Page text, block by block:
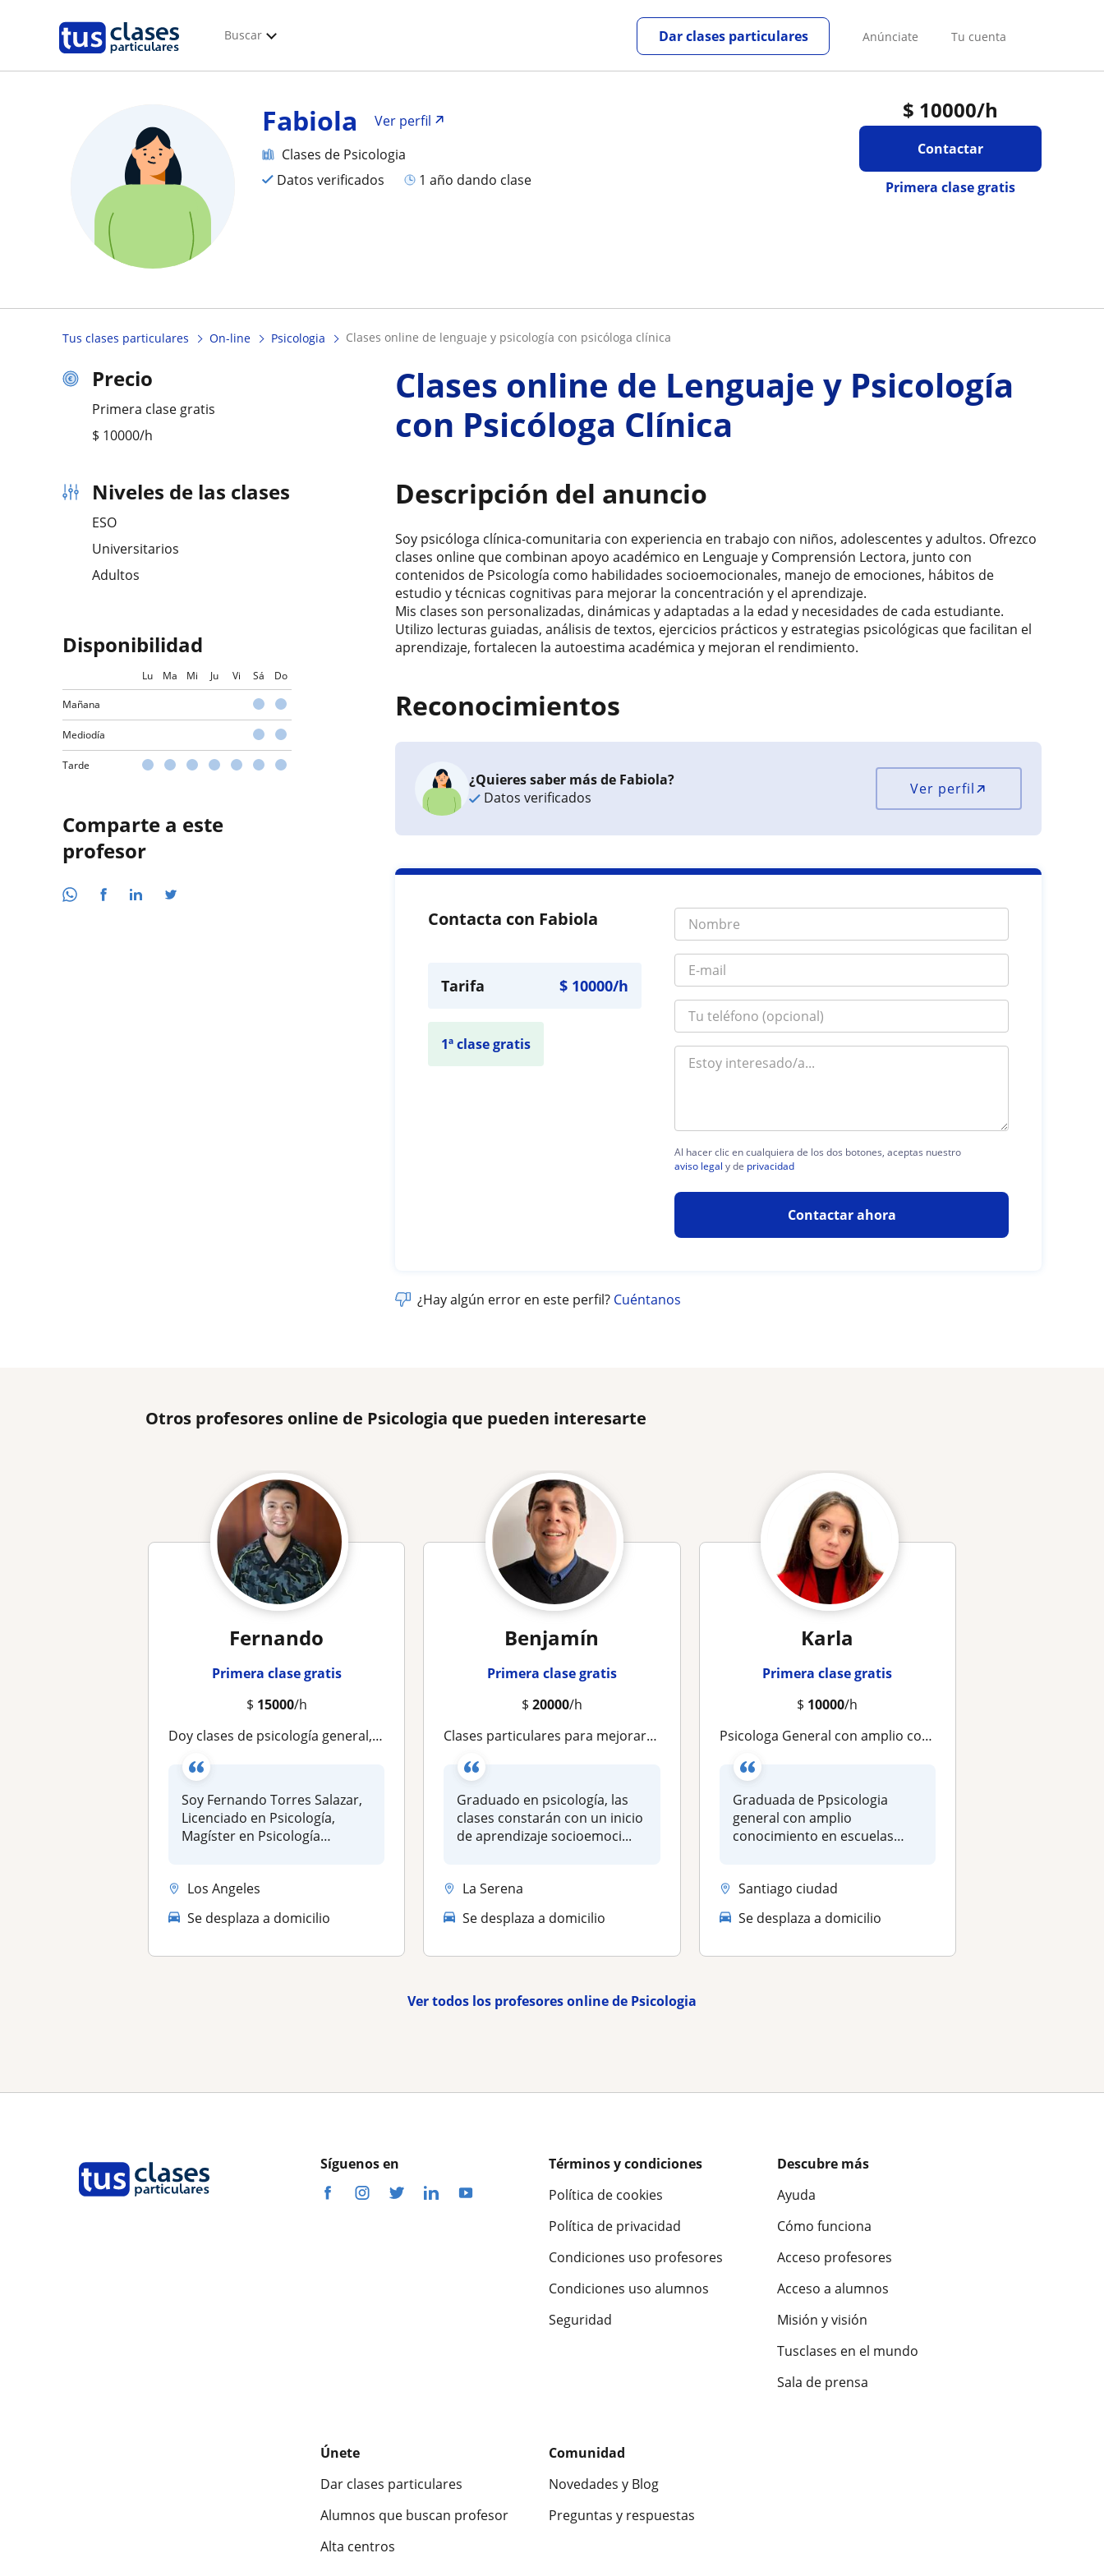
Buscar Anúnciate Tu cuenta
Dar clases particulares
$ 10000/h
Contactar
Primera clase gratis
Fabiola
Ver perfil
Clases de Psicologia
Datos verificados
1 año dando clase
Tus clases particulares On-line Psicologia clases online de lenguaje y psicología con psicóloga clínica
Precio
Primera clase gratis
$ 10000/h
Niveles de las clases
ESO
Universitarios
Adultos
Disponibilidad
Lu Ma Mi Ju Vi Sá Do
Mañana
Mediodía
Tarde
Comparte a este
profesor
Clases online de Lenguaje y Psicología
con Psicóloga Clínica
Descripción del anuncio
Soy psicóloga clínica-comunitaria con experiencia en trabajo con niños, adolescentes y adultos. Ofrezco
clases online que combinan apoyo académico en Lenguaje y Comprensión Lectora, junto con
contenidos de Psicología como habilidades socioemocionales, manejo de emociones, hábitos de
estudio y técnicas cognitivas para mejorar la concentración y el aprendizaje.
Mis clases son personalizadas, dinámicas y adaptadas a la edad y necesidades de cada estudiante.
Utilizo lecturas guiadas, análisis de textos, ejercicios prácticos y estrategias psicológicas que facilitan el
aprendizaje, fortalecen la autoestima académica y mejoran el rendimiento.
Reconocimientos
¿Quieres saber más de Fabiola?
Datos verificados
Ver perfil
Contacta con Fabiola
Tarifa $ 10000/h
1ª clase gratis
Al hacer clic en cualquiera de los dos botones, aceptas nuestro
aviso legal y de privacidad
Contactar ahora
¿Hay algún error en este perfil? Cuéntanos
Otros profesores online de Psicologia que pueden interesarte
Fernando
Primera clase gratis
$ 15000/h
Doy clases de psicología general, cuento con especialización en el área clínica y educacional
Soy Fernando Torres Salazar,
Licenciado en Psicología,
Magíster en Psicología
Los Angeles
Se desplaza a domicilio
Benjamín
Primera clase gratis
$ 20000/h
Clases particulares para mejorar tu salud mental
Graduado en psicología, las
clases constarán con un inicio
de aprendizaje socioemoci...
La Serena
Se desplaza a domicilio
Karla
Primera clase gratis
$ 10000/h
Psicologa General con amplio conocimiento de la rama y sus derivadas, amor por la enseñanza
Graduada de Ppsicologia
general con amplio
conocimiento en escuelas
Santiago ciudad
Se desplaza a domicilio
Ver todos los profesores online de Psicologia
Síguenos en
Términos y condiciones
Política de cookies
Política de privacidad
Condiciones uso profesores
Condiciones uso alumnos
Seguridad
Descubre más
Ayuda
Cómo funciona
Acceso profesores
Acceso a alumnos
Misión y visión
Tusclases en el mundo
Sala de prensa
Únete
Dar clases particulares
Alumnos que buscan profesor
Alta centros
Comunidad
Novedades y Blog
Preguntas y respuestas